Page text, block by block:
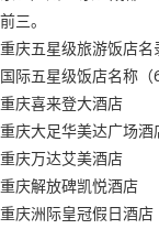
前三。
重庆五星级旅游饭店名
国际五星级饭店名称（6
重庆喜来登大酒店
重庆大足华美达广场酒
重庆万达艾美酒店
重庆解放碑凯悦酒店
重庆洲际皇冠假日酒店